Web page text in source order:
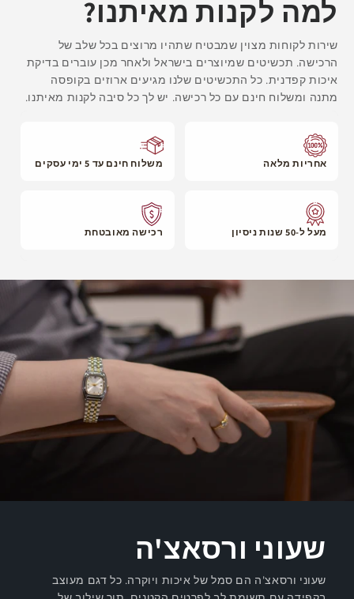
עסקים ומועדי האספקה.
אחריות מלאה משלוח חינם עד 5 ימי עסקים
מעל ל-50 שנות ניסיון רכישה מאובטחת
למה לקנות מאיתנו?
שירות לקוחות מצוין שמבטיח שתהיו מרוצים בכל שלב של
הרכישה. תכשיטים שמיוצרים בישראל ולאחר מכן עוברים בדיקת
איכות קפדנית. כל התכשיטים שלנו מגיעים ארוזים בקופסה
מתנה ומשלוח חינם עם כל רכישה. יש לך כל סיבה לקנות מאיתנו.
שעוני ורסאצ'ה
שעוני ורסאצ'ה הם סמל של איכות ויוקרה. כל דגם מעוצב